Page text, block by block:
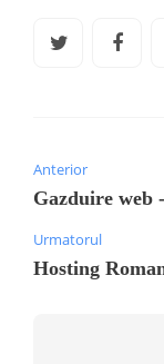
Anterior
Gazduire web
Urmatorul
Hosting